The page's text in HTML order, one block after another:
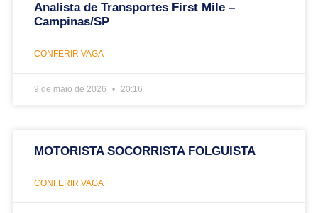
Analista de Transportes First Mile –
Campinas/SP
CONFERIR VAGA
9 de maio de 2026 20:16
MOTORISTA SOCORRISTA FOLGUISTA
CONFERIR VAGA